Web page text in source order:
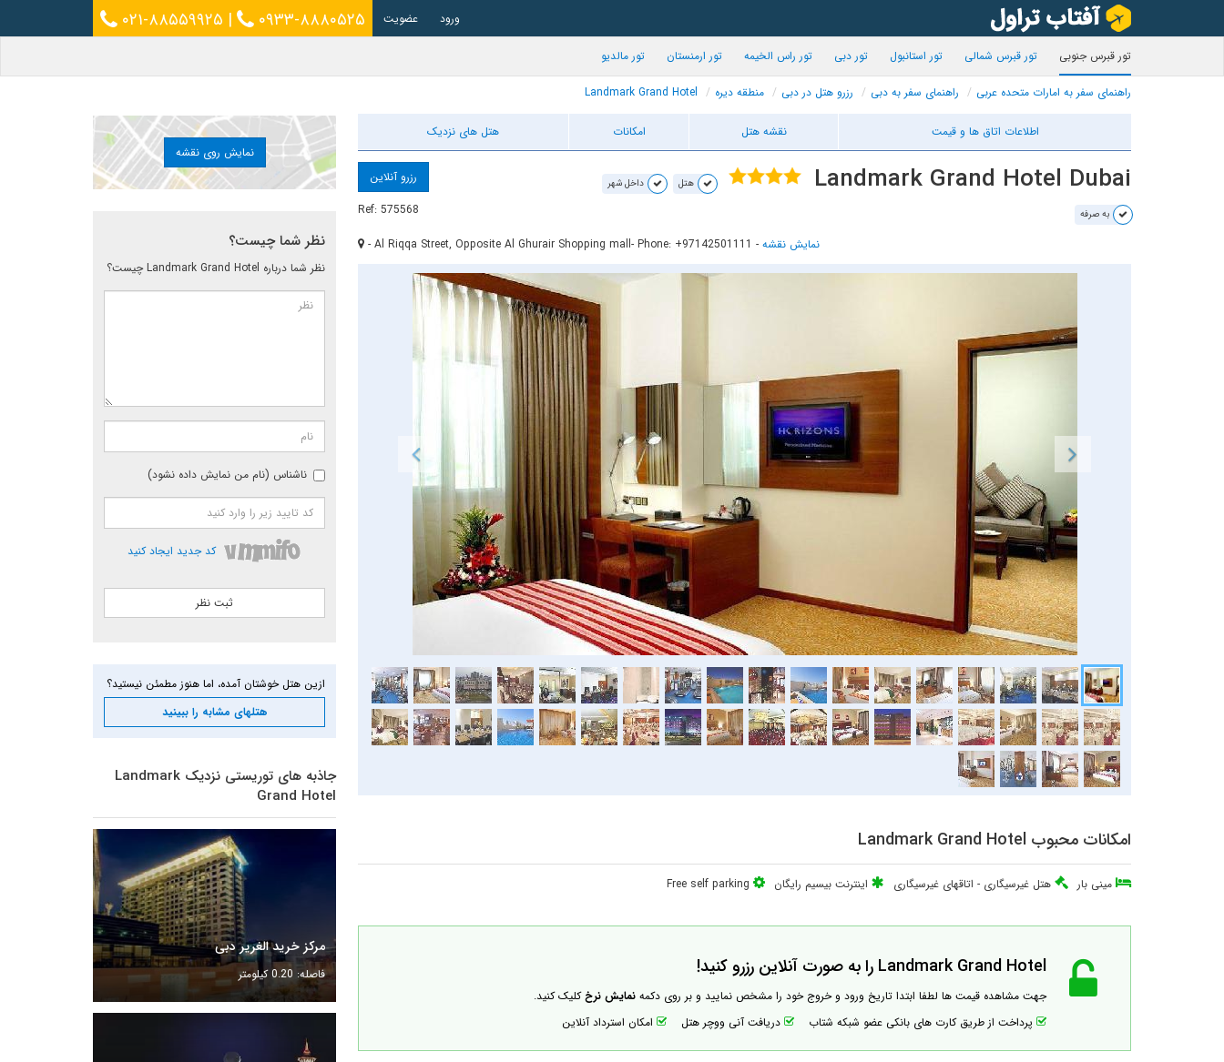
۰۲۱-۸۸۵۵۹۹۲۵ | ۰۹۳۳-۸۸۸۰۵۲۵ ورود عضویت
تور قبرس جنوبی تور قبرس شمالی تور استانبول تور دبی تور راس الخیمه تور ارمنستان تور مالدیو
راهنمای سفر به امارات متحده عربی راهنمای سفر به دبی رزرو هتل در دبی منطقه دیره Landmark Grand Hotel
اطلاعات اتاق ها و قیمت نقشه هتل امکانات هتل های نزدیک
Landmark Grand Hotel Dubai هتل داخل شهر
به صرفه
رزرو آنلاین
Ref: 575568
- Al Riqqa Street, Opposite Al Ghurair Shopping mall- Phone: +97142501111 - نمایش نقشه
امکانات محبوب Landmark Grand Hotel
مینی بار هتل غیرسیگاری - اتاقهای غیرسیگاری اینترنت بیسیم رایگان Free self parking
Landmark Grand Hotel را به صورت آنلاین رزرو کنید!
جهت مشاهده قیمت ها لطفا ابتدا تاریخ ورود و خروج خود را مشخص نمایید و بر روی دکمه نمایش نرخکلیک کنید.
پرداخت از طریق کارت های بانکی عضو شبکه شتاب
دریافت آنی ووچر هتل امکان استرداد آنلاین
نمایش روی نقشه
نظر شما چیست؟
نظر شما درباره Landmark Grand Hotel چیست؟
ناشناس (نام من نمایش داده نشود)
کد جدید ایجاد کنید
ازین هتل خوشتان آمده، اما هنوز مطمئن نیستید؟
هتلهای مشابه را ببینید
جاذبه های توریستی نزدیک Landmark
Grand Hotel
مرکز خرید الغریر دبی
فاصله: 0.20 کیلومتر